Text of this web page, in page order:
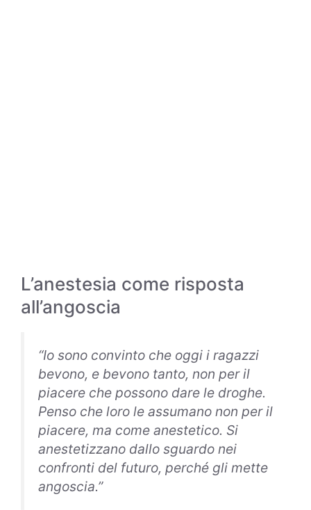
L’anestesia come risposta
all’angoscia
“Io sono convinto che oggi i ragazzi
bevono, e bevono tanto, non per il
piacere che possono dare le droghe.
Penso che loro le assumano non per il
piacere, ma come anestetico. Si
anestetizzano dallo sguardo nei
confronti del futuro, perché gli mette
angoscia.”